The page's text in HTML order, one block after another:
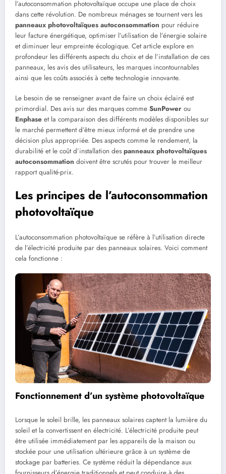
l’autoconsommation photovoltaïque occupe une place de choix
dans cette révolution. De nombreux ménages se tournent vers les
panneaux photovoltaïques autoconsommation pour réduire
leur facture énergétique, optimiser l’utilisation de l’énergie solaire
et diminuer leur empreinte écologique. Cet article explore en
profondeur les différents aspects du choix et de l’installation de ces
panneaux, les avis des utilisateurs, les marques incontournables
ainsi que les coûts associés à cette technologie innovante.
Le besoin de se renseigner avant de faire un choix éclairé est
primordial. Des avis sur des marques comme SunPower ou
Enphase et la comparaison des différents modèles disponibles sur
le marché permettent d’être mieux informé et de prendre une
décision plus appropriée. Des aspects comme le rendement, la
durabilité et le coût d’installation des panneaux photovoltaïques
autoconsommation doivent être scrutés pour trouver le meilleur
rapport qualité-prix.
Les principes de l’autoconsommation
photovoltaïque
L’autoconsommation photovoltaïque se réfère à l’utilisation directe
de l’électricité produite par des panneaux solaires. Voici comment
cela fonctionne :
Fonctionnement d’un système photovoltaïque
Lorsque le soleil brille, les panneaux solaires captent la lumière du
soleil et la convertissent en électricité. L’électricité produite peut
être utilisée immédiatement par les appareils de la maison ou
stockée pour une utilisation ultérieure grâce à un système de
stockage par batteries. Ce système réduit la dépendance aux